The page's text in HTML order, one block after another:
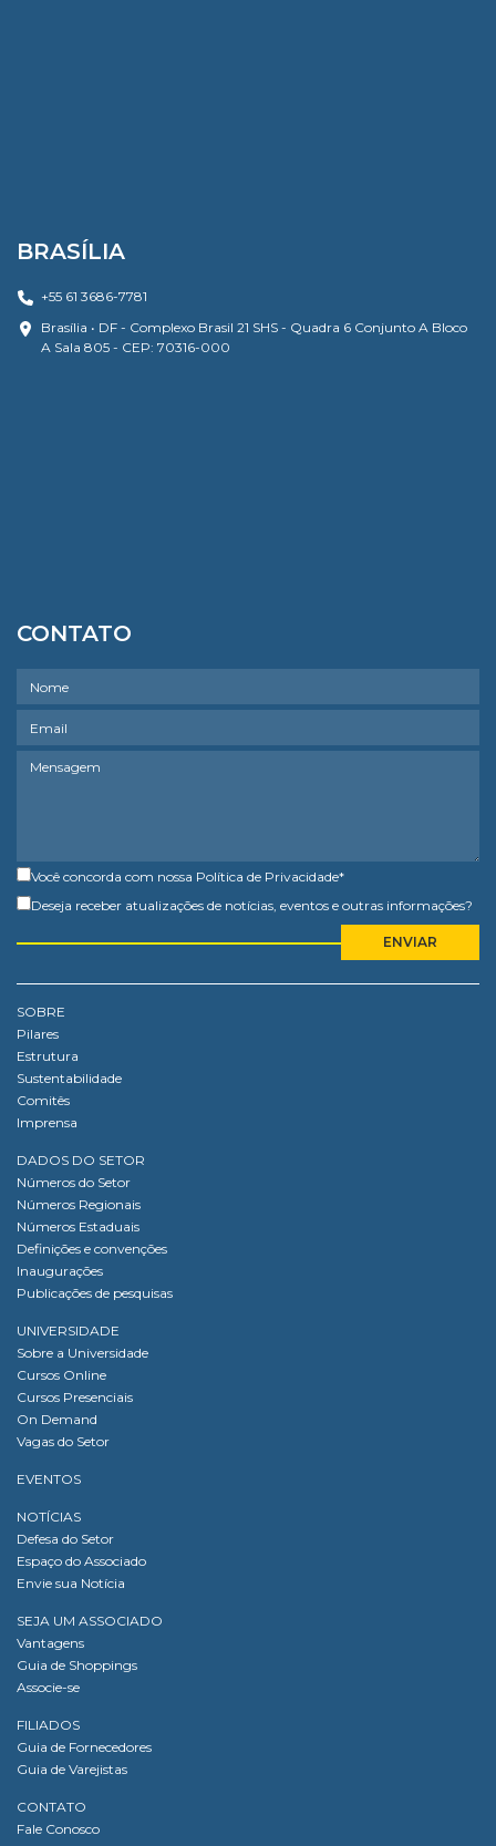
BRASÍLIA
+55 61 3686-7781
Brasília • DF - Complexo Brasil 21 SHS - Quadra 6 Conjunto A Bloco
A Sala 805 - CEP: 70316-000
CONTATO
Você concorda com nossa Política de Privacidade*
Deseja receber atualizações de notícias, eventos e outras informações?
SOBRE
Pilares
Estrutura
Sustentabilidade
Comitês
Imprensa
DADOS DO SETOR
Números do Setor
Números Regionais
Números Estaduais
Definições e convenções
Inaugurações
Publicações de pesquisas
UNIVERSIDADE
Sobre a Universidade
Cursos Online
Cursos Presenciais
On Demand
Vagas do Setor
EVENTOS
NOTÍCIAS
Defesa do Setor
Espaço do Associado
Envie sua Notícia
SEJA UM ASSOCIADO
Vantagens
Guia de Shoppings
Associe-se
FILIADOS
Guia de Fornecedores
Guia de Varejistas
CONTATO
Fale Conosco